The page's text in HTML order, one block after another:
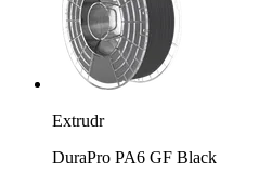
Extrudr
DuraPro PA6 GF Black